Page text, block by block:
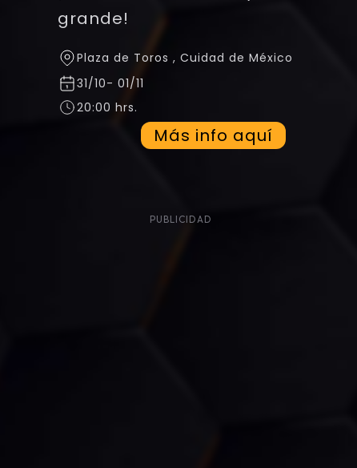
grande!
Plaza de Toros , Cuidad de México
31/10- 01/11
20:00 hrs.
Más info aquí
PUBLICIDAD